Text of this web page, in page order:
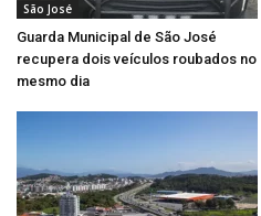
São José
Guarda Municipal de São José
recupera dois veículos roubados no
mesmo dia